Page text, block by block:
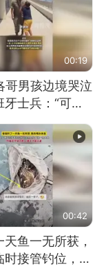
00:19
哥男孩边境哭泣
牙士兵：“可不
00:42
鱼一无所获，
时接管钓位，用